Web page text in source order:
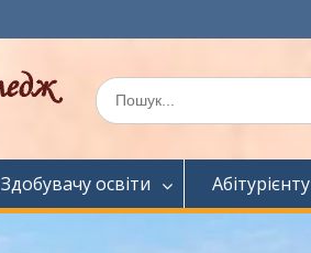
Шукати:
Здобувачу освіти Абітурієнту